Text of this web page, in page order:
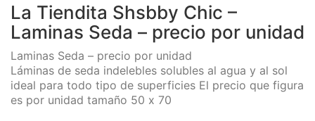
La Tiendita Shsbby Chic –
Laminas Seda – precio por unidad
Laminas Seda – precio por unidad
Láminas de seda indelebles solubles al agua y al sol
ideal para todo tipo de superficies El precio que figura
es por unidad tamaño 50 x 70